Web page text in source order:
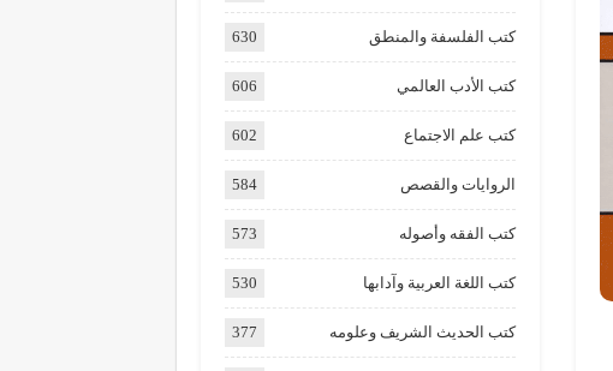
كتب الفلسفة والمنطق 630
كتب الأدب العالمي 606
كتب علم الاجتماع 602
الروايات والقصص 584
كتب الفقه وأصوله 573
كتب اللغة العربية وآدابها 530
كتب الحديث الشريف وعلومه 377